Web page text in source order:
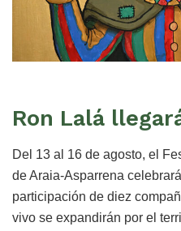
Ron Lalá
Del 13 al 16 de agosto, el
de Araia-Asparrena
participación de diez
vivo se expandirán por el